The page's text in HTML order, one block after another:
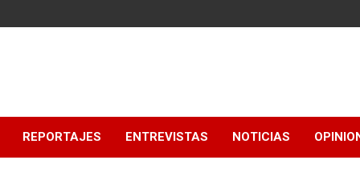
REPORTAJES ENTREVISTAS NOTICIAS